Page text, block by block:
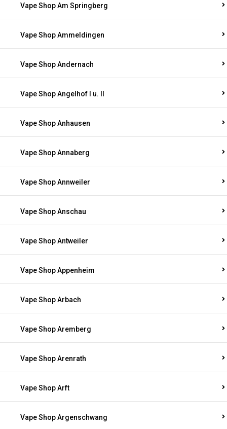
Vape Shop Am Springberg
Vape Shop Ammeldingen
Vape Shop Andernach
Vape Shop Angelhof I u. II
Vape Shop Anhausen
Vape Shop Annaberg
Vape Shop Annweiler
Vape Shop Anschau
Vape Shop Antweiler
Vape Shop Appenheim
Vape Shop Arbach
Vape Shop Aremberg
Vape Shop Arenrath
Vape Shop Arft
Vape Shop Argenschwang